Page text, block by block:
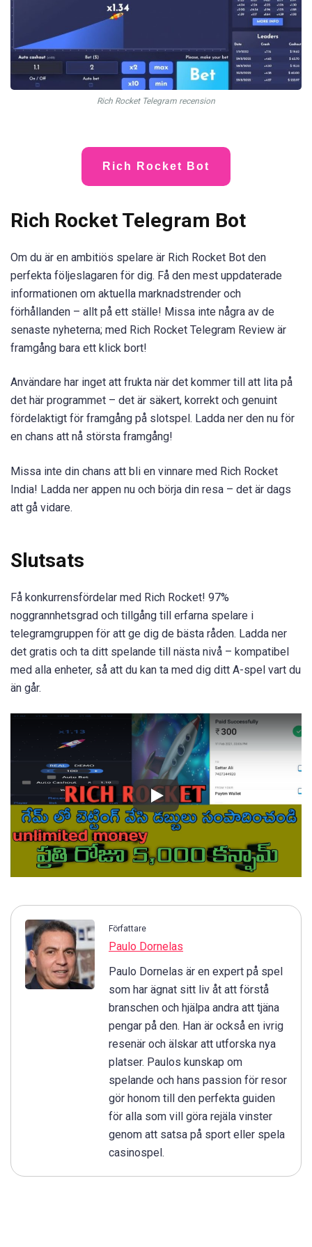
Rich Rocket Telegram recension
Rich Rocket Bot
Rich Rocket Telegram Bot
Om du är en ambitiös spelare är Rich Rocket Bot den
perfekta följeslagaren för dig. Få den mest uppdaterade
informationen om aktuella marknadstrender och
förhållanden – allt på ett ställe! Missa inte några av de
senaste nyheterna; med Rich Rocket Telegram Review är
framgång bara ett klick bort!
Användare har inget att frukta när det kommer till att lita på
det här programmet – det är säkert, korrekt och genuint
fördelaktigt för framgång på slotspel. Ladda ner den nu för
en chans att nå största framgång!
Missa inte din chans att bli en vinnare med Rich Rocket
India! Ladda ner appen nu och börja din resa – det är dags
att gå vidare.
Slutsats
Få konkurrensfördelar med Rich Rocket! 97%
noggrannhetsgrad och tillgång till erfarna spelare i
telegramgruppen för att ge dig de bästa råden. Ladda ner
det gratis och ta ditt spelande till nästa nivå – kompatibel
med alla enheter, så att du kan ta med dig ditt A-spel vart du
än går.
Författare
Paulo Dornelas
Paulo Dornelas är en expert på spel
som har ägnat sitt liv åt att förstå
branschen och hjälpa andra att tjäna
pengar på den. Han är också en ivrig
resenär och älskar att utforska nya
platser. Paulos kunskap om
spelande och hans passion för resor
gör honom till den perfekta guiden
för alla som vill göra rejäla vinster
genom att satsa på sport eller spela
casinospel.